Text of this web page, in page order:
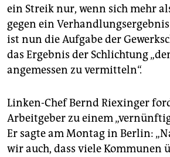
ein Streik nur, wenn sich mehr
gegen ein Verhandlungsergebnis
ist nun die Aufgabe der
das Ergebnis der Schlichtung
angemessen zu vermitteln“.
Linken-Chef Bernd Riexinger
Arbeitgeber zu einem
Er sagte am Montag in Berlin:
wir auch, dass viele Kommunen